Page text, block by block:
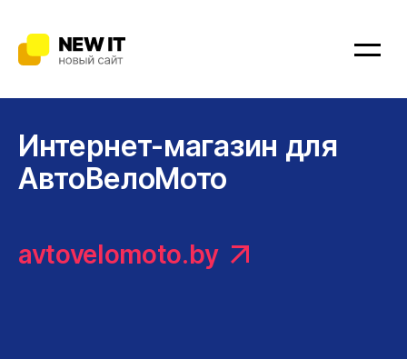
Битрикс24.CRM
Главная
Интернет-магазин для
АвтоВелоМото
avtovelomoto.by